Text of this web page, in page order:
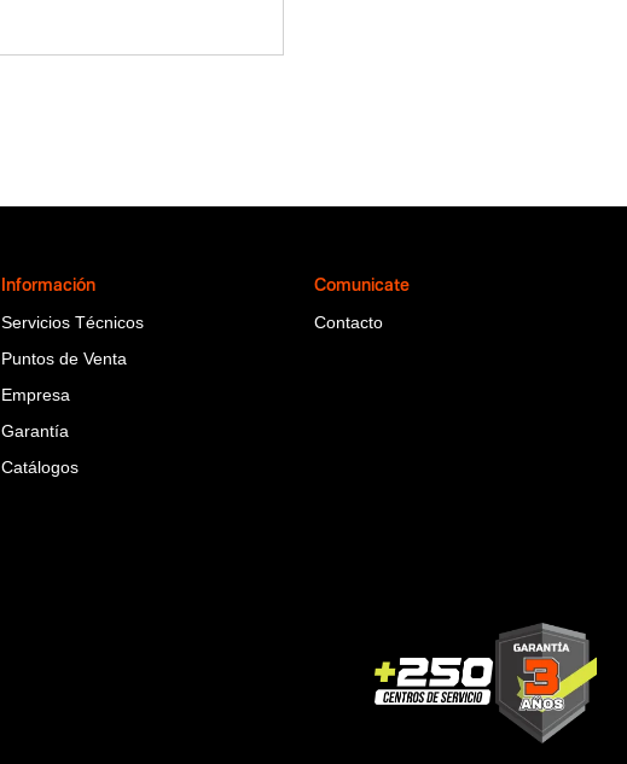
Información
Servicios Técnicos
Puntos de Venta
Empresa
Garantía
Catálogos
Comunicate
Contacto